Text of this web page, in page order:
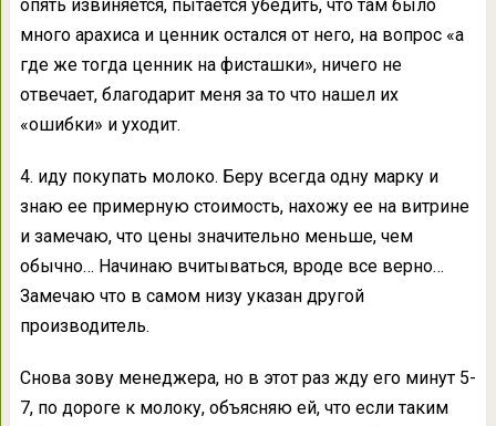
опять извиняется, пытается убедить, что там было
много арахиса и ценник остался от него, на вопрос «а
где же тогда ценник на фисташки», ничего не
отвечает, благодарит меня за то что нашел их
«ошибки» и уходит.
4. иду покупать молоко. Беру всегда одну марку и
знаю ее примерную стоимость, нахожу ее на витрине
и замечаю, что цены значительно меньше, чем
обычно… Начинаю вчитываться, вроде все верно…
Замечаю что в самом низу указан другой
производитель.
Снова зову менеджера, но в этот раз жду его минут 5-
7, по дороге к молоку, объясняю ей, что если таким